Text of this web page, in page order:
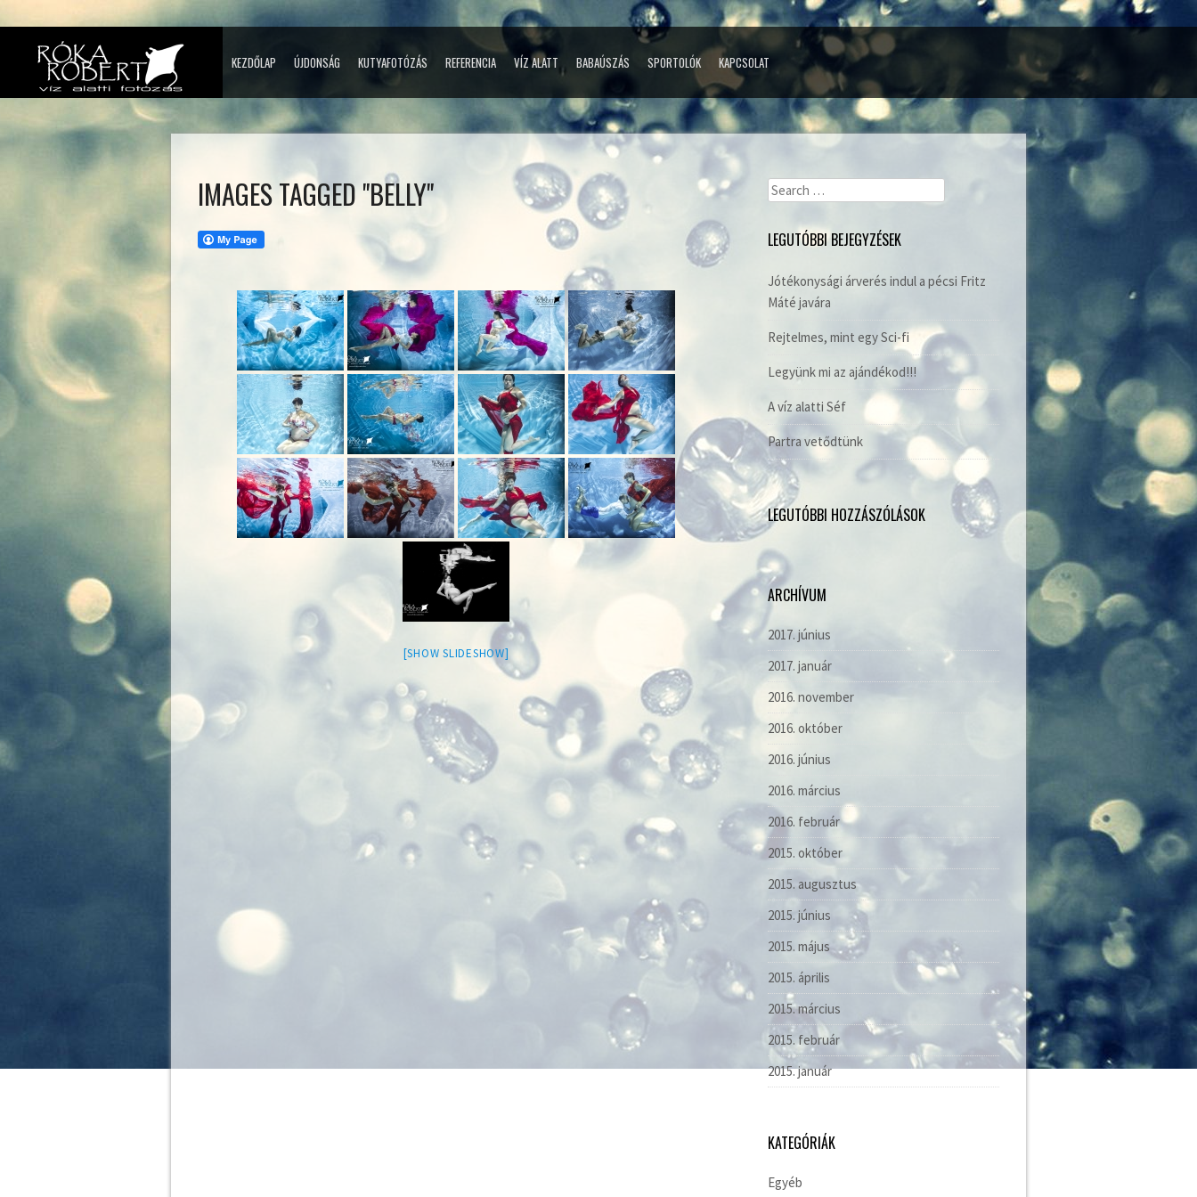
KEZDŐLAP ÚJDONSÁG KUTYAFOTÓZÁS REFERENCIA VÍZ ALATT BABAÚSZÁS SPORTOLÓK KAPCSOLAT
IMAGES TAGGED "BELLY"
[SHOW SLIDESHOW]
Search
LEGUTÓBBI BEJEGYZÉSEK
Jótékonysági árverés indul a pécsi Fritz
Máté javára
Rejtelmes, mint egy Sci-fi
Legyünk mi az ajándékod!!!
A víz alatti Séf
Partra vetődtünk
LEGUTÓBBI HOZZÁSZÓLÁSOK
ARCHÍVUM
2017. június
2017. január
2016. november
2016. október
2016. június
2016. március
2016. február
2015. október
2015. augusztus
2015. június
2015. május
2015. április
2015. március
2015. február
2015. január
KATEGÓRIÁK
Egyéb